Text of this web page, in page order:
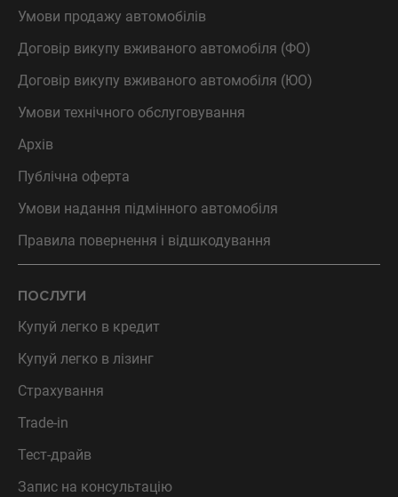
Умови продажу автомобілів
Договір викупу вживаного автомобіля (ФО)
Договір викупу вживаного автомобіля (ЮО)
Умови технічного обслуговування
Архів
Публічна оферта
Умови надання підмінного автомобіля
Правила повернення і відшкодування
ПОСЛУГИ
Купуй легко в кредит
Купуй легко в лізинг
Страхування
Trade-in
Тест-драйв
Запис на консультацію